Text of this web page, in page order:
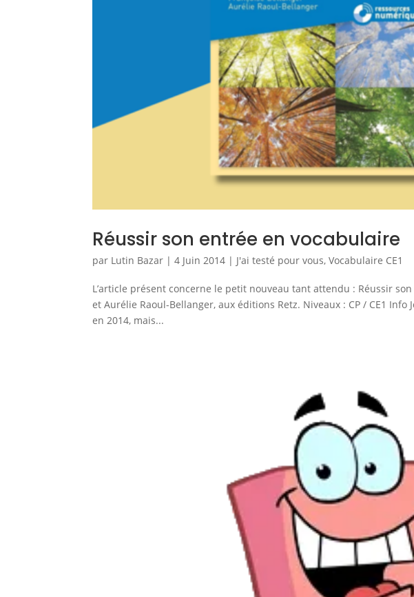
Réussir son entrée en vocabulaire
par Lutin Bazar |4 Juin 2014 | J'ai testé pour vous,Vocabulaire CE1
L’article présent concerne le petit nouveau tant attendu : Réussir
et Aurélie Raoul-Bellanger, aux éditions Retz. Niveaux : CP / CE1
en 2014, mais...